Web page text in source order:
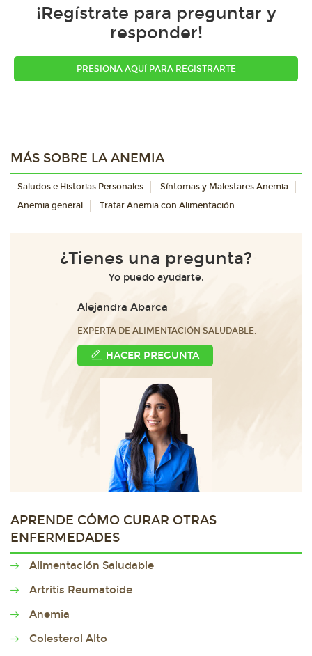
¡Regístrate para preguntar y
responder!
PRESIONA AQUÍ PARA REGISTRARTE
MÁS SOBRE LA ANEMIA
Saludos e Historias Personales
Síntomas y Malestares Anemia
Anemia general
Tratar Anemia con Alimentación
¿Tienes una pregunta?
Yo puedo ayudarte.
Alejandra Abarca
EXPERTA DE ALIMENTACIÓN SALUDABLE.
HACER PREGUNTA
APRENDE CÓMO CURAR OTRAS
ENFERMEDADES
Alimentación Saludable
Artritis Reumatoide
Anemia
Colesterol Alto